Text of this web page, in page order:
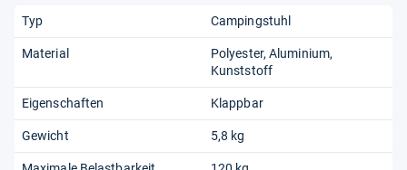
Typ Campingstuhl
Material Polyester Aluminium
Kunststoff
Eigenschaften Klappbar
Gewicht 5,8 kg